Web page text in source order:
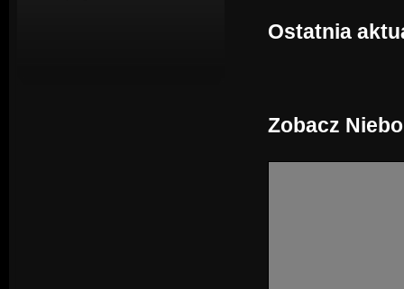
Ostatnia
Zobacz